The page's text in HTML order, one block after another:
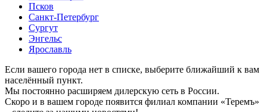
Псков
Санкт-Петербург
Сургут
Энгельс
Ярославль
Если вашего города нет в списке, выберите ближайший к вам
населённый пункт.
Мы постоянно расширяем дилерскую сеть в России.
Скоро и в вашем городе появится филиал компании «Теремъ»